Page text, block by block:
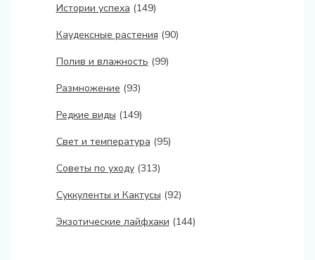
Истории успеха (149)
Каудексные растения (90)
Полив и влажность (99)
Размножение (93)
Редкие виды (149)
Свет и температура (95)
Советы по уходу(313)
Суккуленты и Кактусы (92)
Экзотические лайфхаки (144)